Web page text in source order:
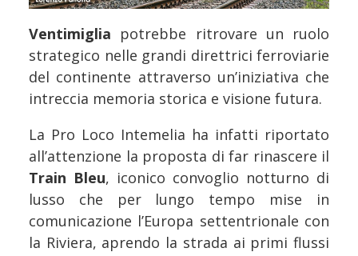
Ventimiglia potrebbe ritrovare un ruolo
strategico nelle grandi direttrici ferroviarie
del continente attraverso un’iniziativa che
intreccia memoria storica e visione futura.
La Pro Loco Intemelia ha infatti riportato
all’attenzione la proposta di far rinascere il
Train Bleu, iconico convoglio notturno di
lusso che per lungo tempo mise in
comunicazione l’Europa settentrionale con
la Riviera, aprendo la strada ai primi flussi